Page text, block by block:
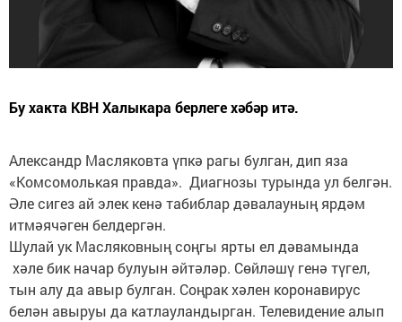
Бу хакта КВН Халыкара берлеге хәбәр итә.
Александр Масляковта үпкә рагы булган, дип яза
«Комсомолькая правда». Диагнозы турында ул белгән.
Әле сигез ай элек кенә табиблар дәвалауның ярдәм
итмәячәген белдергән.
Шулай ук Масляковның соңгы ярты ел дәвамында
хәле бик начар булуын әйтәләр. Сөйләшү генә түгел,
тын алу да авыр булган. Соңрак хәлен коронавирус
белән авыруы да катлауландырган. Телевидение алып